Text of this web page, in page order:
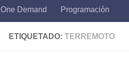
One Demand Programación
ETIQUETADO: TERREMOTO